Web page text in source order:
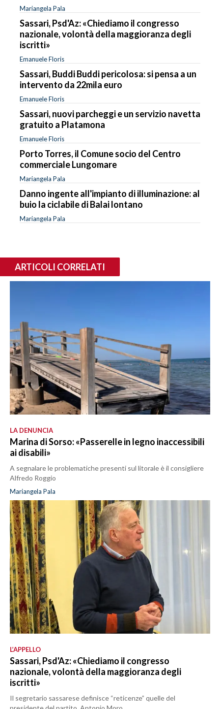
Mariangela Pala
Sassari, Psd'Az: «Chiediamo il congresso
nazionale, volontà della maggioranza degli
iscritti»
Emanuele Floris
Sassari, Buddi Buddi pericolosa: si pensa a un
intervento da 22mila euro
Emanuele Floris
Sassari, nuovi parcheggi e un servizio navetta
gratuito a Platamona
Emanuele Floris
Porto Torres, il Comune socio del Centro
commerciale Lungomare
Mariangela Pala
Danno ingente all'impianto di illuminazione: al
buio la ciclabile di Balai lontano
Mariangela Pala
ARTICOLI CORRELATI
LA DENUNCIA
Marina di Sorso: «Passerelle in legno inaccessibili
ai disabili»
A segnalare le problematiche presenti sul litorale è il consigliere
Alfredo Roggio
Mariangela Pala
L’APPELLO
Sassari, Psd'Az: «Chiediamo il congresso
nazionale, volontà della maggioranza degli
iscritti»
Il segretario sassarese definisce “reticenze” quelle del